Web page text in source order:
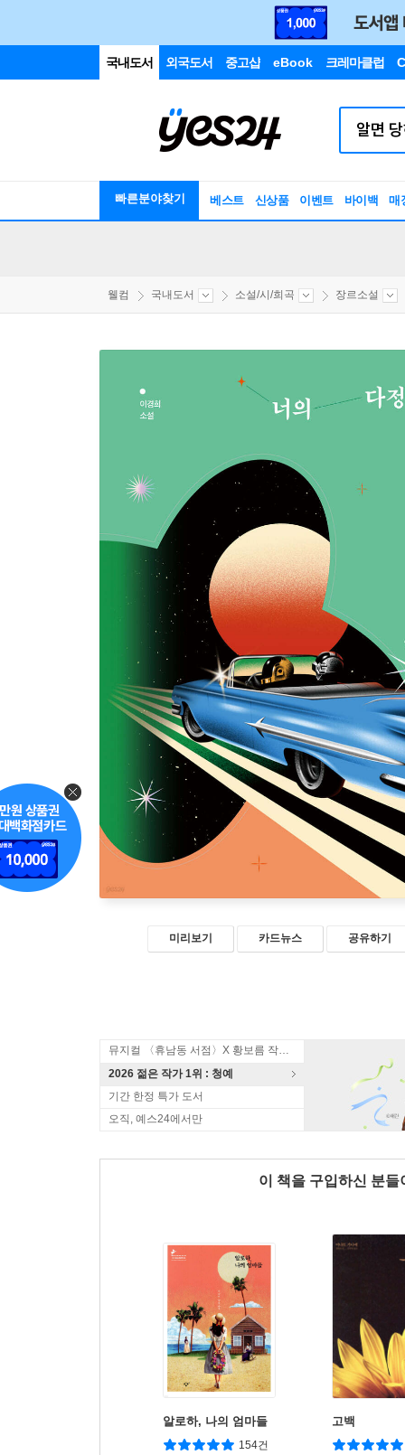
국내도서 외국도서 중고샵 eBook 크레마클럽
빠른분야찾기 베스트 신상품 이벤트 바이백 매
웰컴 국내도서 소설/시/희곡 장르소설
미리보기 카드뉴스 공유하기
뮤지컬 〈휴남동 서점〉X 황보름 작가 북토크
2026 젊은 작가 1위 : 청예
기간 한정 특가 도서
오직, 예스24에서만
이 책을 구입하신 분
알로하, 나의 엄마들
154건
고백